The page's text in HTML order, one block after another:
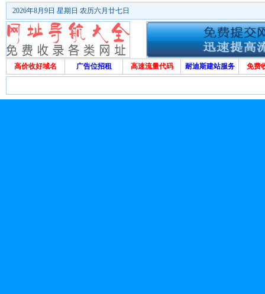
2026年8月9日 星期日 农历六月廿七日
高价收好域名 广告位招租 高速流量代码 耐迪斯建站服务 免费